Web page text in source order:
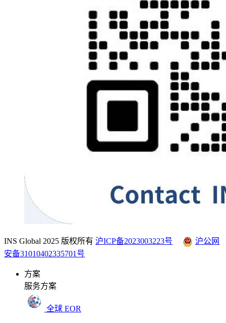
INS Global 2025 版权所有 沪ICP备2023003223号
沪公网
安备31010402335701号
方案
服务方案
全球 EOR